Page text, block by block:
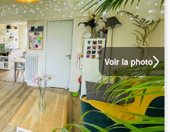
Voir la photo